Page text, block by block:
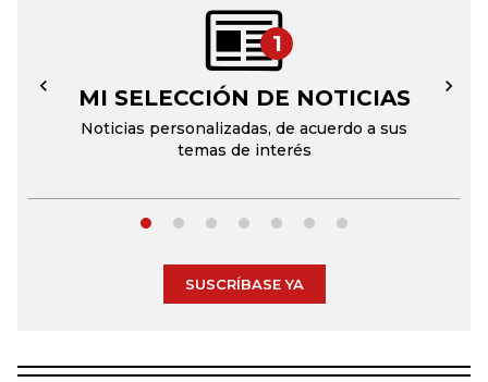
1
MI SELECCIÓN DE NOTICIAS
Noticias personalizadas, de acuerdo a sus
temas de interés
← →
SUSCRÍBASE YA